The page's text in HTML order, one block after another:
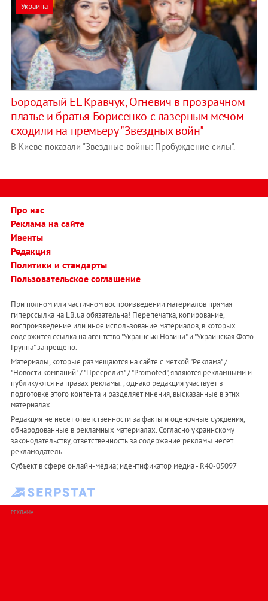
Украина
Бородатый EL Кравчук, Огневич в прозрачном
платье и братья Борисенко с лазерным мечом
сходили на премьеру "Звездных войн"
В Киеве показали "Звездные войны: Пробуждение силы".
Про нас
Реклама на сайте
Ивенты
Редакция
Политики и стандарты
Пользовательское соглашение
При полном или частичном воспроизведении материалов прямая
гиперссылка на LB.ua обязательна! Перепечатка, копирование,
воспроизведение или иное использование материалов, в которых
содержится ссылка на агентство "Українськi Новини" и "Украинская Фото
Группа" запрещено.
Материалы, которые размещаются на сайте с меткой "Реклама" /
"Новости компаний" / "Пресрелиз" / "Promoted", являются рекламными и
публикуются на правах рекламы. , однако редакция участвует в
подготовке этого контента и разделяет мнения, высказанные в этих
материалах.
Редакция не несет ответственности за факты и оценочные суждения,
обнародованные в рекламных материалах. Согласно украинскому
законодательству, ответственность за содержание рекламы несет
рекламодатель.
Субъект в сфере онлайн-медиа; идентификатор медиа - R40-05097
РЕКЛАМА